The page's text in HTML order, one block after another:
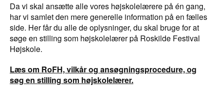
Da vi skal ansætte alle vores højskolelærere på én gang,
har vi samlet den mere generelle information på en fælles
side. Her får du alle de oplysninger, du skal bruge for at
søge en stilling som højskolelærer på Roskilde Festival
Højskole.
Læs om RoFH, vilkår og ansøgningsprocedure, og
søg en stilling som højskolelærer.